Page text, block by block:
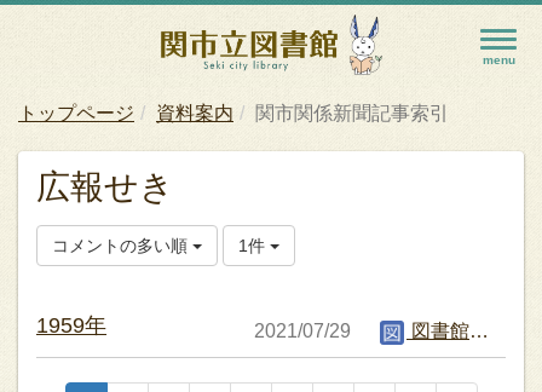
トップページ 資料案内 関市関係新聞記事索引
広報せき
コメントの多い順 1件
1959年 2021/07/29 図書館編集者